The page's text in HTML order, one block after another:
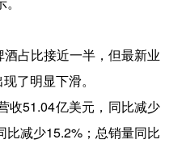
占比接近一半，但最新业
了明显下滑。
收51.04亿美元，同比减少
减少15.2%；总销量同比